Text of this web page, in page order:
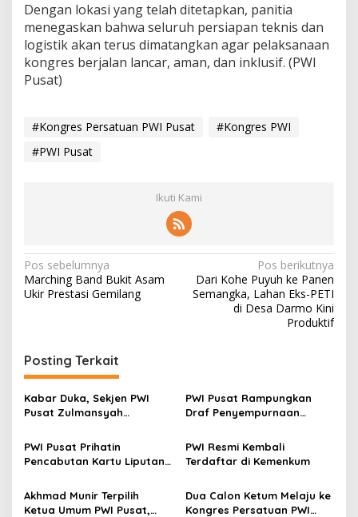
Dengan lokasi yang telah ditetapkan, panitia
menegaskan bahwa seluruh persiapan teknis dan
logistik akan terus dimatangkan agar pelaksanaan
kongres berjalan lancar, aman, dan inklusif. (PWI
Pusat)
#Kongres Persatuan PWI Pusat
#Kongres PWI
#PWI Pusat
Ikuti Kami
N
a
g
a
s
i
p
o
s
Pos sebelumnya
Marching Band Bukit Asam
Ukir Prestasi Gemilang
Pos berikutnya
Dari Kohe Puyuh ke Panen
Semangka, Lahan Eks-PETI
di Desa Darmo Kini
Produktif
Posting Terkait
Kabar Duka, Sekjen PWI
Pusat Zulmansyah
PWI Pusat Rampungkan
Draf Penyempurnaan
PWI Pusat Prihatin
Pencabutan Kartu Liputan
Indonesia
PWI Resmi Kembali
Terdaftar di Kemenkum
Akhmad Munir Terpilih
Ketua Umum PWI Pusat,
Dua Calon Ketum Melaju ke
Kongres Persatuan PWI